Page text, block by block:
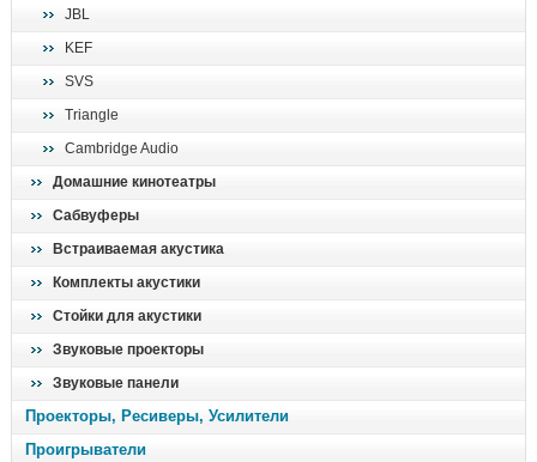
JBL
KEF
SVS
Triangle
Cambridge Audio
Домашние кинотеатры
Сабвуферы
Встраиваемая акустика
Комплекты акустики
Стойки для акустики
Звуковые проекторы
Звуковые панели
Проекторы, Ресиверы, Усилители
Проигрыватели